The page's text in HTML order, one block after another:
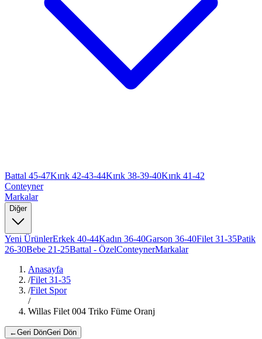
Battal 45-47Kırık 42-43-44Kırık 38-39-40Kırık 41-42
Conteyner
Markalar
Diğer
Yeni ÜrünlerErkek 40-44Kadın 36-40Garson 36-40Filet 31-35Patik
26-30Bebe 21-25Battal - ÖzelConteynerMarkalar
Anasayfa
/Filet 31-35
/Filet Spor
/
Willas Filet 004 Triko Füme Oranj
←Geri DönGeri Dön